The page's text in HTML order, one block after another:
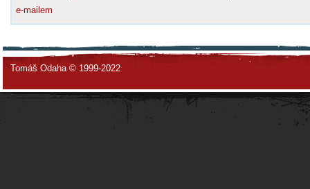
e-mailem
Tomáš Odaha © 1999-2022